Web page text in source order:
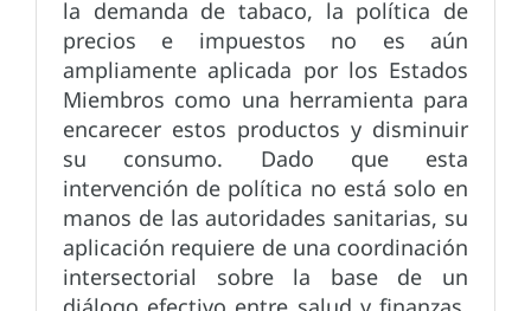
la demanda de tabaco, la política de
precios e impuestos no es aún
ampliamente aplicada por los Estados
Miembros como una herramienta para
encarecer estos productos y disminuir
su consumo. Dado que esta
intervención de política no está solo en
manos de las autoridades sanitarias, su
aplicación requiere de una coordinación
intersectorial sobre la base de un